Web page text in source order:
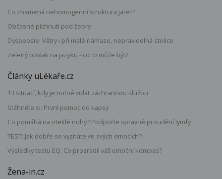
Co znamená nehomogenní struktura jater?
Občasné píchnutí pod žebry
Dyspepsie: Větry i při malé námaze, nepravidelná stolice
Zelený povlak na jazyku - co to může být?
Články uLékaře.cz
13 situací, kdy je nutné volat záchrannou službu
Stáhněte si: První pomoc do kapsy
Co pomáhá na oteklé nohy? Podpořte správné proudění lymfy
TEST: Jak dobře se vyznáte ve svých emocích?
Výsledky testu EQ: Co prozradil váš emoční kompas?
Žena-in.cz